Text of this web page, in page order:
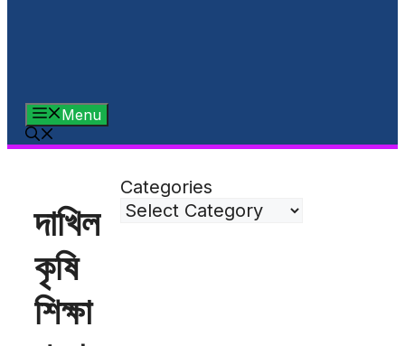
Menu
দাখিল
কৃষি
শিক্ষা
Categories